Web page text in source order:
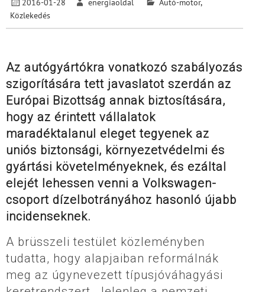
Közlekedés
Az autógyártókra vonatkozó szabályozás
szigorítására tett javaslatot szerdán az
Európai Bizottság annak biztosítására,
hogy az érintett vállalatok
maradéktalanul eleget tegyenek az
uniós biztonsági, környezetvédelmi és
gyártási követelményeknek, és ezáltal
elejét lehessen venni a Volkswagen-
csoport dízelbotrányához hasonló újabb
incidenseknek.
A brüsszeli testület közleményben
tudatta, hogy alapjaiban reformálnák
meg az úgynevezett típusjóváhagyási